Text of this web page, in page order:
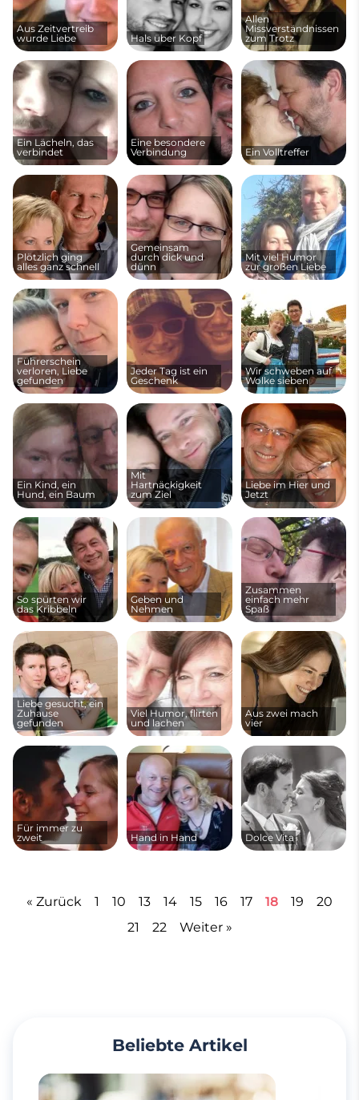
Aus Zeitvertreib
wurde Liebe
Hals über Kopf
Allen
Missverständnissen
zum Trotz
Ein Lächeln, das
verbindet
Eine besondere
Verbindung
Ein Volltreffer
Plötzlich ging
alles ganz schnell
Gemeinsam
durch dick und
dünn
Mit viel Humor
zur großen Liebe
Führerschein
verloren, Liebe
gefunden
Jeder Tag ist ein
Geschenk
Wir schweben auf
Wolke sieben
Ein Kind, ein
Hund, ein Baum
Mit
Hartnäckigkeit
zum Ziel
Liebe im Hier und
Jetzt
So spürten wir
das Kribbeln
Geben und
Nehmen
Zusammen
einfach mehr
Spaß
Liebe gesucht, ein
Zuhause
gefunden
Viel Humor, flirten
und lachen
Aus zwei mach
vier
Für immer zu
zweit
Hand in Hand Dolce Vita
« Zurück 1 10 13 14 15 16 17 18 19
20
21
22 Weiter »
Beliebte Artikel